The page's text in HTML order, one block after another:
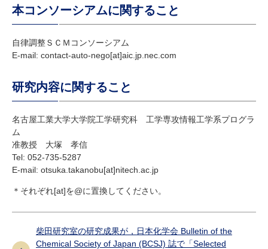
本コンソーシアムに関すること
自律調整ＳＣＭコンソーシアム
E-mail: contact-auto-nego[at]aic.jp.nec.com
研究内容に関すること
名古屋工業大学大学院工学研究科 工学専攻情報工学系プログラ
ム
准教授 大塚 孝信
Tel: 052-735-5287
E-mail: otsuka.takanobu[at]nitech.ac.jp
＊それぞれ[at]を@に置換してください。
柴田研究室の研究成果が，日本化学会 Bulletin of the
Chemical Society of Japan (BCSJ) 誌で「Selected